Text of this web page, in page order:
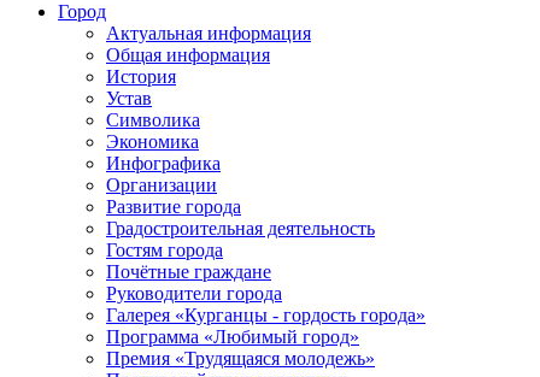
Город
Актуальная информация
Общая информация
История
Устав
Символика
Экономика
Инфографика
Организации
Развитие города
Градостроительная деятельность
Гостям города
Почётные граждане
Руководители города
Галерея «Курганцы - гордость города»
Программа «Любимый город»
Премия «Трудящаяся молодежь»